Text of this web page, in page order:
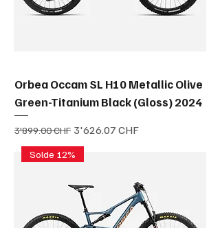
Orbea Occam SL H10 Metallic Olive
Green-Titanium Black (Gloss) 2024
Prix original
3'899.00 CHF Prix promotionnel
3'626.07 CHF
Solde 12%